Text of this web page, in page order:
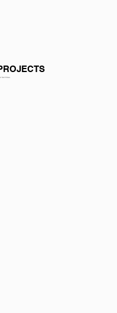
facilities.